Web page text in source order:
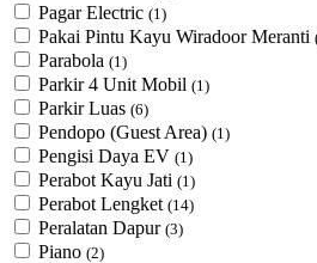
Pagar Electric (1)
Pakai Pintu Kayu Wiradoor Meranti
Parabola (1)
Parkir 4 Unit Mobil (1)
Parkir Luas (6)
Pendopo (Guest Area) (1)
Pengisi Daya EV (1)
Perabot Kayu Jati (1)
Perabot Lengket (14)
Peralatan Dapur (3)
Piano (2)